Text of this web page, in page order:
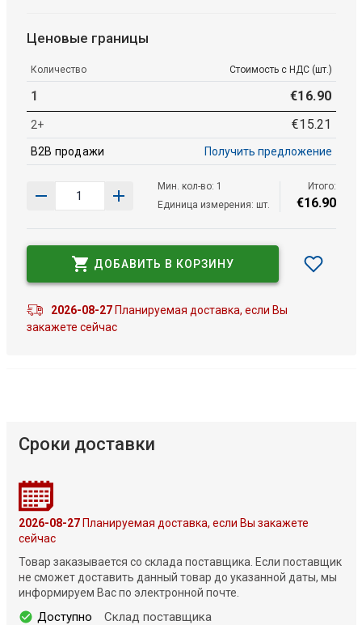
Ценовые границы
Количество Стоимость с НДС (шт.)
1 €16.90
2+ €15.21
B2B продажи Получить предложение
Мин. кол-во: 1
Единица измерения: шт.
Итого:
€16.90
ДОБАВИТЬ В КОРЗИНУ
2026-08-27Планируемая доставка, если Вы
закажете сейчас
Сроки доставки
2026-08-27Планируемая доставка, если Вы закажете
сейчас
Товар заказывается со склада поставщика. Если поставщик
не сможет доставить данный товар до указанной даты, мы
информируем Вас по электронной почте.
Доступно Склад поставщика